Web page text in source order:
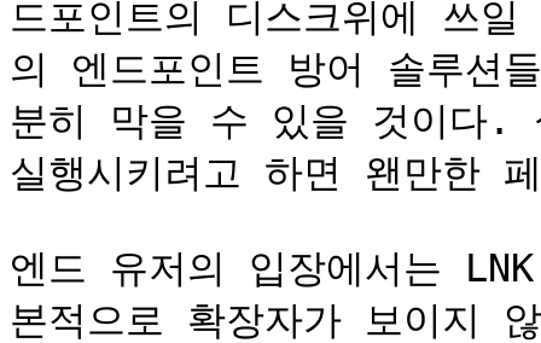
드포인트의 디스크위에 쓰
의 엔드포인트 방어 솔루션
분히 막을 수 있을 것이다.
실행시키려고 하면 왠만한
엔드 유저의 입장에서는
본적으로 확장자가 보이지